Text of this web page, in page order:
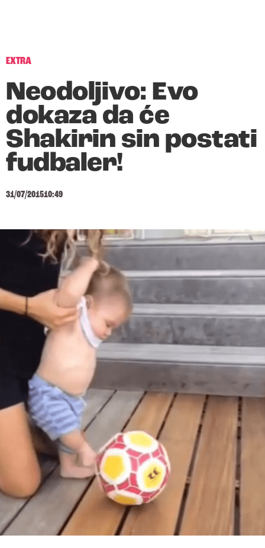
EXTRA
Neodoljivo: Evo
dokaza da će
Shakirin sin postati
fudbaler!
31/07/201510:49